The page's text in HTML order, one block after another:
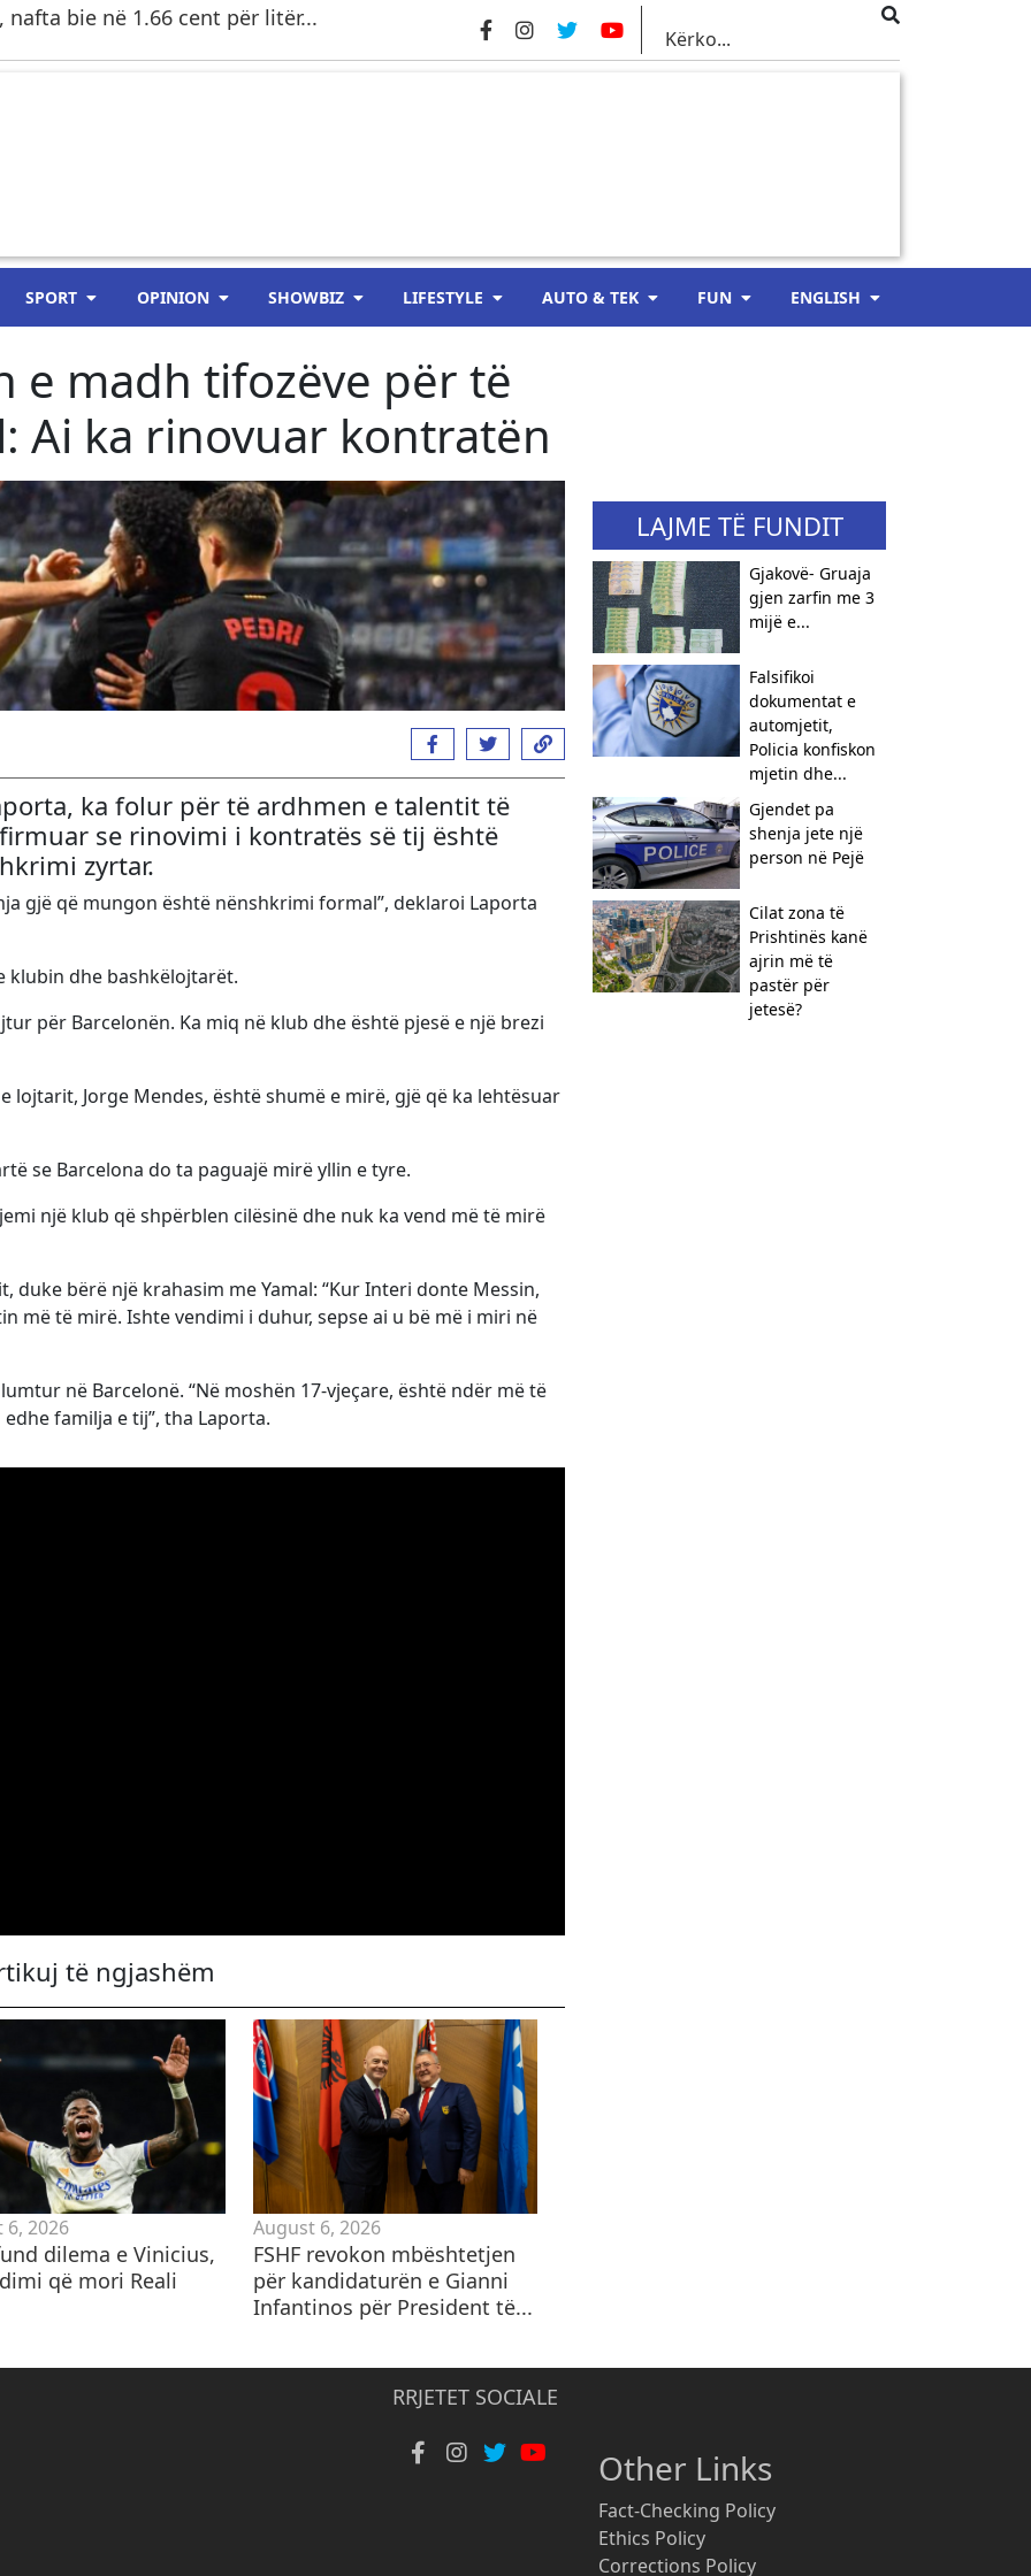
bie në 1.66 cent për litër...
SPORT OPINION SHOWBIZ LIFESTYLE AUTO & TEK FUN ENGLISH
e madh tifozëve për të
Ai ka rinovuar kontratën
ka folur për të ardhmen e talentit të
se rinovimi i kontratës së tij është
zyrtar.
gjë që mungon është nënshkrimi formal”, deklaroi Laporta
klubin dhe bashkëlojtarët.
për Barcelonën. Ka miq në klub dhe është pjesë e një brezi
Jorge Mendes, është shumë e mirë, gjë që ka lehtësuar
se Barcelona do ta paguajë mirë yllin e tyre.
një klub që shpërblen cilësinë dhe nuk ka vend më të mirë
duke bërë një krahasim me Yamal: “Kur Interi donte Messin,
më të mirë. Ishte vendimi i duhur, sepse ai u bë më i miri në
në Barcelonë. “Në moshën 17-vjeçare, është ndër më të
familja e tij”, tha Laporta.
të ngjashëm
6, 2026
dilema e Vinicius,
që mori Reali
August 6, 2026
FSHF revokon mbështetjen
për kandidaturën e Gianni
Infantinos për President të...
LAJME TË FUNDIT
Gjakovë- Gruaja
gjen zarfin me 3
mijë e...
Falsifikoi
dokumentat e
automjetit,
Policia konfiskon
mjetin dhe...
Gjendet pa
shenja jete një
person në Pejë
Cilat zona të
Prishtinës kanë
ajrin më të
pastër për
jetesë?
RRJETET SOCIALE
Other Links
Fact-Checking Policy
Ethics Policy
Corrections Policy